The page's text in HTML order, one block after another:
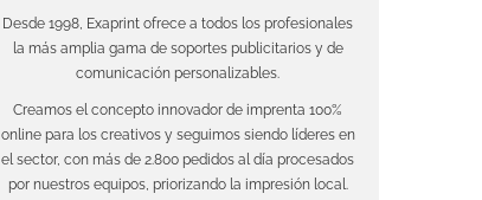
Desde 1998, Exaprint ofrece a todos los profesionales
la más amplia gama de soportes publicitarios y de
comunicación personalizables.
Creamos el concepto innovador de imprenta 100%
online para los creativos y seguimos siendo líderes en
el sector, con más de 2.800 pedidos al día procesados
por nuestros equipos, priorizando la impresión local.